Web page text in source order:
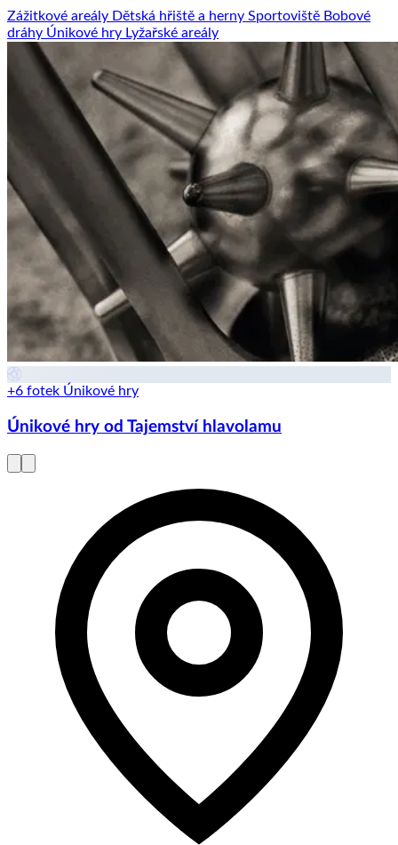
Zážitkové areály Dětská hřiště a herny Sportoviště Bobové
dráhy Únikové hry Lyžařské areály
+6 fotek Únikové hry
Únikové hry od Tajemství hlavolamu